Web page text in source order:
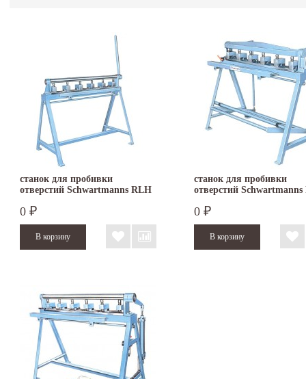
станок для пробивки
отверстий Schwartmanns RLH
0 ₽
станок для пробивки
отверстий Schwartmanns
0 ₽